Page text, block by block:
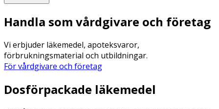
Handla som vårdgivare och företag
Vi erbjuder läkemedel, apoteksvaror,
förbrukningsmaterial och utbildningar.
För vårdgivare och företag
Dosförpackade läkemedel